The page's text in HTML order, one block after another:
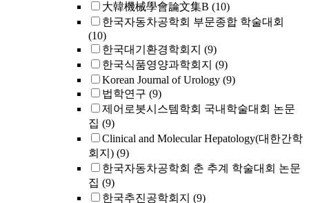
大韓機械學會論文集B (10)
한국자동차공학회 부문종합 학술대회
(10)
한국대기환경학회지 (9)
한국식품영양과학회지 (9)
Korean Journal of Urology (9)
법학연구 (9)
제어로봇시스템학회 국내학술대회 논문
집 (9)
Clinical and Molecular Hepatology(대한간학
회지) (9)
한국자동차공학회 춘 추계 학술대회 논문
집 (9)
한국추진공학회지 (9)